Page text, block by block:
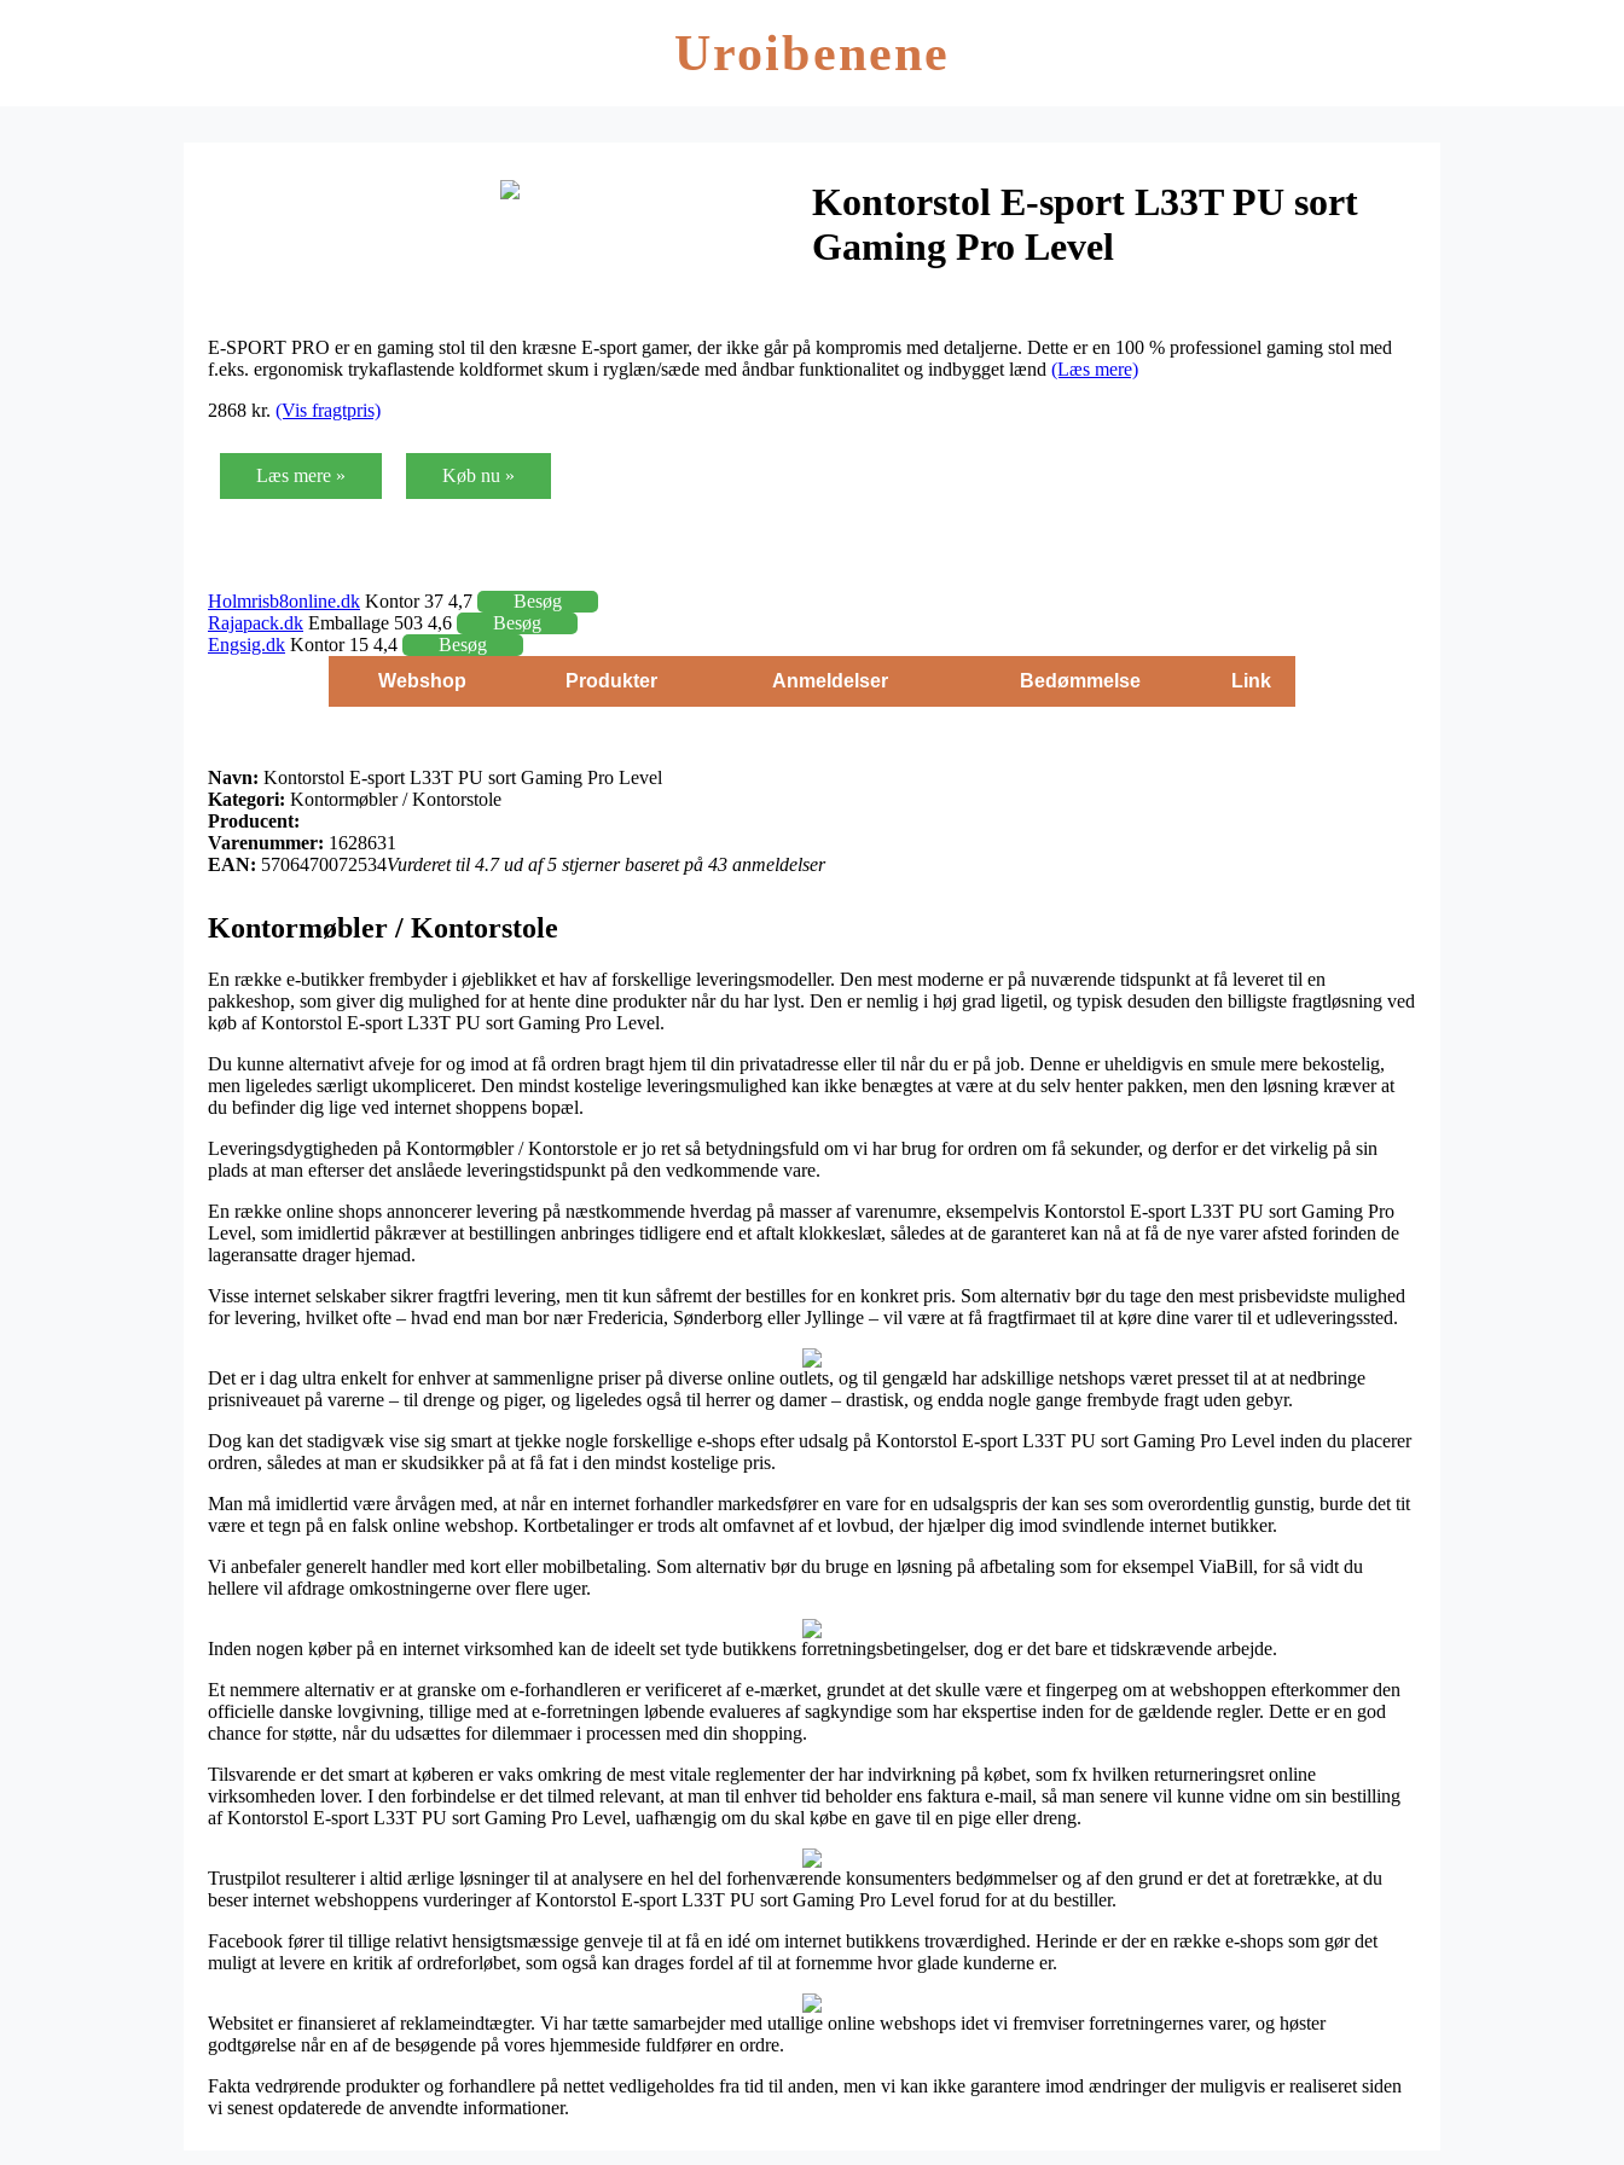
Uroibenene
Kontorstol E-sport L33T PU sort
Gaming Pro Level
E-SPORT PRO er en gaming stol til den kræsne E-sport gamer, der ikke går på kompromis med detaljerne. Dette er en 100 % professionel gaming stol med
f.eks. ergonomisk trykaflastende koldformet skum i ryglæn/sæde med åndbar funktionalitet og indbygget lænd (Læs mere)
2868 kr. (Vis fragtpris)
Læs mere » Køb nu »
Holmrisb8online.dk Kontor 37 4,7
Besøg
Rajapack.dk Emballage 503 4,6
Besøg
Engsig.dk Kontor 15 4,4
Besøg
Webshop
Produkter Anmeldelser Bedømmelse Link
Navn: Kontorstol E-sport L33T PU sort Gaming Pro Level
Kategori: Kontormøbler / Kontorstole
Producent:
Varenummer: 1628631
EAN: 5706470072534Vurderet til 4.7 ud af 5 stjerner baseret på 43 anmeldelser
Kontormøbler / Kontorstole
En række e-butikker frembyder i øjeblikket et hav af forskellige leveringsmodeller. Den mest moderne er på nuværende tidspunkt at få leveret til en
pakkeshop, som giver dig mulighed for at hente dine produkter når du har lyst. Den er nemlig i høj grad ligetil, og typisk desuden den billigste fragtløsning ved
køb af Kontorstol E-sport L33T PU sort Gaming Pro Level.
Du kunne alternativt afveje for og imod at få ordren bragt hjem til din privatadresse eller til når du er på job. Denne er uheldigvis en smule mere bekostelig,
men ligeledes særligt ukompliceret. Den mindst kostelige leveringsmulighed kan ikke benægtes at være at du selv henter pakken, men den løsning kræver at
du befinder dig lige ved internet shoppens bopæl.
Leveringsdygtigheden på Kontormøbler / Kontorstole er jo ret så betydningsfuld om vi har brug for ordren om få sekunder, og derfor er det virkelig på sin
plads at man efterser det anslåede leveringstidspunkt på den vedkommende vare.
En række online shops annoncerer levering på næstkommende hverdag på masser af varenumre, eksempelvis Kontorstol E-sport L33T PU sort Gaming Pro
Level, som imidlertid påkræver at bestillingen anbringes tidligere end et aftalt klokkeslæt, således at de garanteret kan nå at få de nye varer afsted forinden de
lageransatte drager hjemad.
Visse internet selskaber sikrer fragtfri levering, men tit kun såfremt der bestilles for en konkret pris. Som alternativ bør du tage den mest prisbevidste mulighed
for levering, hvilket ofte – hvad end man bor nær Fredericia, Sønderborg eller Jyllinge – vil være at få fragtfirmaet til at køre dine varer til et udleveringssted.
Det er i dag ultra enkelt for enhver at sammenligne priser på diverse online outlets, og til gengæld har adskillige netshops været presset til at at nedbringe
prisniveauet på varerne – til drenge og piger, og ligeledes også til herrer og damer – drastisk, og endda nogle gange frembyde fragt uden gebyr.
Dog kan det stadigvæk vise sig smart at tjekke nogle forskellige e-shops efter udsalg på Kontorstol E-sport L33T PU sort Gaming Pro Level inden du placerer
ordren, således at man er skudsikker på at få fat i den mindst kostelige pris.
Man må imidlertid være årvågen med, at når en internet forhandler markedsfører en vare for en udsalgspris der kan ses som overordentlig gunstig, burde det tit
være et tegn på en falsk online webshop. Kortbetalinger er trods alt omfavnet af et lovbud, der hjælper dig imod svindlende internet butikker.
Vi anbefaler generelt handler med kort eller mobilbetaling. Som alternativ bør du bruge en løsning på afbetaling som for eksempel ViaBill, for så vidt du
hellere vil afdrage omkostningerne over flere uger.
Inden nogen køber på en internet virksomhed kan de ideelt set tyde butikkens forretningsbetingelser, dog er det bare et tidskrævende arbejde.
Et nemmere alternativ er at granske om e-forhandleren er verificeret af e-mærket, grundet at det skulle være et fingerpeg om at webshoppen efterkommer den
officielle danske lovgivning, tillige med at e-forretningen løbende evalueres af sagkyndige som har ekspertise inden for de gældende regler. Dette er en god
chance for støtte, når du udsættes for dilemmaer i processen med din shopping.
Tilsvarende er det smart at køberen er vaks omkring de mest vitale reglementer der har indvirkning på købet, som fx hvilken returneringsret online
virksomheden lover. I den forbindelse er det tilmed relevant, at man til enhver tid beholder ens faktura e-mail, så man senere vil kunne vidne om sin bestilling
af Kontorstol E-sport L33T PU sort Gaming Pro Level, uafhængig om du skal købe en gave til en pige eller dreng.
Trustpilot resulterer i altid ærlige løsninger til at analysere en hel del forhenværende konsumenters bedømmelser og af den grund er det at foretrække, at du
beser internet webshoppens vurderinger af Kontorstol E-sport L33T PU sort Gaming Pro Level forud for at du bestiller.
Facebook fører til tillige relativt hensigtsmæssige genveje til at få en idé om internet butikkens troværdighed. Herinde er der en række e-shops som gør det
muligt at levere en kritik af ordreforløbet, som også kan drages fordel af til at fornemme hvor glade kunderne er.
Websitet er finansieret af reklameindtægter. Vi har tætte samarbejder med utallige online webshops idet vi fremviser forretningernes varer, og høster
godtgørelse når en af de besøgende på vores hjemmeside fuldfører en ordre.
Fakta vedrørende produkter og forhandlere på nettet vedligeholdes fra tid til anden, men vi kan ikke garantere imod ændringer der muligvis er realiseret siden
vi senest opdaterede de anvendte informationer.